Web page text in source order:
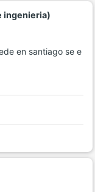
ingenieria)
en santiago se e